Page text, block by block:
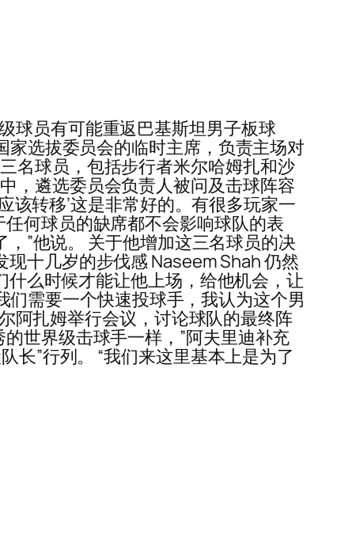
球员有可能重返巴基斯坦男子板球
家选拔委员会的临时主席，负责主场对
名球员，包括步行者米尔哈姆扎和沙
，遴选委员会负责人被问及击球阵容
该转移’这是非常好的。有很多玩家一
何球员的缺席都不会影响球队的表
”他说。 关于他增加这三名球员的决
十几岁的步伐感 Naseem Shah 仍然
么时候才能让他上场，给他机会，让
们需要一个快速投球手，我认为这个男
阿扎姆举行会议，讨论球队的最终阵
世界级击球手一样，”阿夫里迪补充
长”行列。 “我们来这里基本上是为了